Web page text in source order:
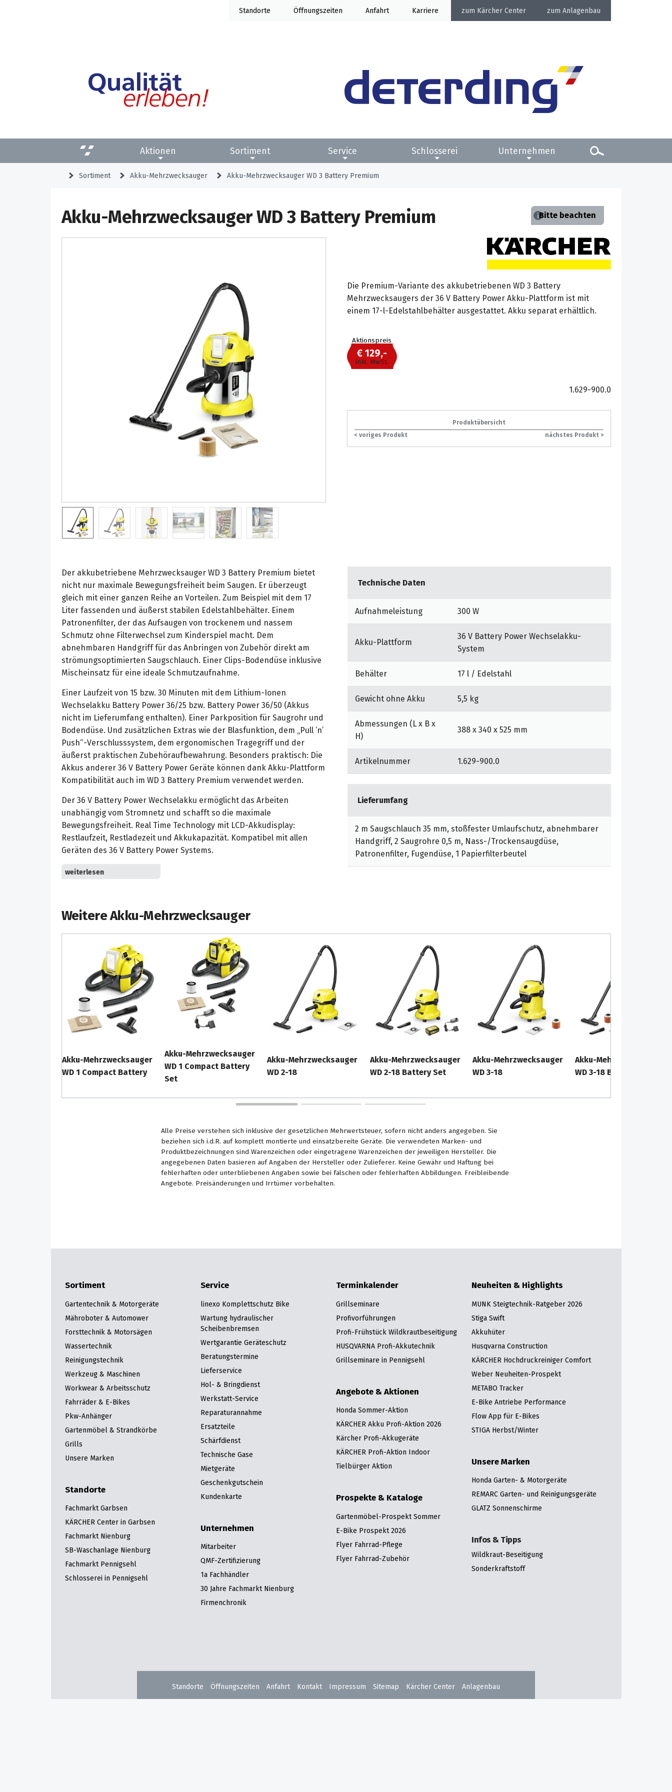
Standorte Öffnung Anfahrt Karriere Kärcher Center Anlagenbau
Aktionen Sortiment Service Schlosserei Unternehmen
Sortiment Akku-Mehrzwecksauger Akku-Mehrzwecksauger WD 3 Battery Premium
Bitte beachten
Akku-Mehrzwecksauger WD 3 Battery Premium
Die Premium-Variante des akkubetriebenen WD 3 Battery
Mehrzwecksaugers der 36 V Battery Power Akku-Plattform ist mit
einem 17-l-Edelstahlbehälter ausgestattet. Akku separat erhältlich.
Aktionspreis
€ 129,-
inkl. MwSt.
1.629-900.0
Produktübersicht
< voriges Produkt
nächstes Produkt >
Der akkubetriebene Mehrzwecksauger WD 3 Battery Premium bietet
nicht nur maximale Bewegungsfreiheit beim Saugen. Er überzeugt
gleich mit einer ganzen Reihe an Vorteilen. Zum Beispiel mit dem 17
Liter fassenden und äußerst stabilen Edelstahlbehälter. Einem
Patronenfilter, der das Aufsaugen von trockenem und nassem
Schmutz ohne Filterwechsel zum Kinderspiel macht. Dem
abnehmbaren Handgriff für das Anbringen von Zubehör direkt am
strömungsoptimierten Saugschlauch. Einer Clips-Bodendüse inklusive
Mischeinsatz für eine ideale Schmutzaufnahme.
Einer Laufzeit von 15 bzw. 30 Minuten mit dem Lithium-Ionen
Wechselakku Battery Power 36/25 bzw. Battery Power 36/50 (Akkus
nicht im Lieferumfang enthalten). Einer Parkposition für Saugrohr und
Bodendüse. Und zusätzlichen Extras wie der Blasfunktion, dem „Pull ’n’
Push“-Verschlusssystem, dem ergonomischen Tragegriff und der
äußerst praktischen Zubehöraufbewahrung. Besonders praktisch: Die
Akkus anderer 36 V Battery Power Geräte können dank Akku-Plattform
Kompatibilität auch im WD 3 Battery Premium verwendet werden.
Der 36 V Battery Power Wechselakku ermöglicht das Arbeiten
unabhängig vom Stromnetz und schafft so die maximale
Bewegungsfreiheit. Real Time Technology mit LCD-Akkudisplay:
Restlaufzeit, Restladezeit und Akkukapazität. Kompatibel mit allen
Geräten des 36 V Battery Power Systems.
Überall dort, wo Saugen nicht möglich ist, hilft die praktische
Blasfunktion. Mühelose Schmutzentfernung zum Beispiel aus einem
Bodendüse und Saugschlauch für bestes Reinigungsergebnis, egal ob
Arbeitskomfort und Flexibilität beim Saugen.
„Pull & Push“-Verschluss-System zum leichten, schnellen und sicheren
Öffnen und Schließen des Behälters.
Technische Daten
Aufnahmeleistung 300 W
Akku-Plattform
36 V Battery Power Wechselakku-
System
Behälter 17 l / Edelstahl
Gewicht ohne Akku 5,5 kg
Abmessungen (L x B x
H)
388 x 340 x 525 mm
Artikelnummer 1.629-900.0
Lieferumfang
2 m Saugschlauch 35 mm, stoßfester Umlaufschutz, abnehmbarer
Handgriff, 2 Saugrohre 0,5 m, Nass-/Trockensaugdüse,
Patronenfilter, Fugendüse, 1 Papierfilterbeutel
Weitere Akku-Mehrzwecksauger
Akku-Mehrzwecksauger
WD 1 Compact Battery
Akku-Mehrzwecksauger
WD 1 Compact Battery
Set
Akku-Mehrzwecksauger
WD 2-18
Akku-Mehrzwecksauger
WD 2-18 Battery Set
Akku-Mehrzwecksauger
WD 3-18
Akku-Mehrzwecksauger
WD 3-18 Battery Set
Alle Preise verstehen sich inklusive der gesetzlichen Mehrwertsteuer, sofern nicht anders angegeben. Sie
beziehen sich i.d.R. auf komplett montierte und einsatzbereite Geräte. Die verwendeten Marken- und
Produktbezeichnungen sind Warenzeichen oder eingetragene Warenzeichen der jeweiligen Hersteller. Die
angegebenen Daten basieren auf Angaben der Hersteller oder Zulieferer. Keine Gewähr und Haftung bei
fehlerhaften oder unterbliebenen Angaben sowie bei falschen oder fehlerhaften Abbildungen. Freibleibende
Angebote. Preisänderungen und Irrtümer vorbehalten.
Sortiment
Gartentechnik & Motorgeräte
Mähroboter & Automower
Forsttechnik & Motorsägen
Wassertechnik
Reinigungstechnik
Werkzeug & Maschinen
Workwear & Arbeitsschutz
Fahrräder & E-Bikes
Pkw-Anhänger
Gartenmöbel & Strandkörbe
Grills
Unsere Marken
Standorte
Fachmarkt Garbsen
KÄRCHER Center in Garbsen
Fachmarkt Nienburg
SB-Waschanlage Nienburg
Fachmarkt Pennigsehl
Schlosserei in Pennigsehl
Service
linexo Komplettschutz Bike
Wartung hydraulischer
Scheibenbremsen
Wertgarantie Geräteschutz
Beratungstermine
Lieferservice
Hol- & Bringdienst
Werkstatt-Service
Reparaturannahme
Ersatzteile
Schärfdienst
Technische Gase
Mietgeräte
Geschenkgutschein
Kundenkarte
Unternehmen
Mitarbeiter
QMF-Zertifizierung
1a Fachhändler
30 Jahre Fachmarkt Nienburg
Firmenchronik
Terminkalender
Grillseminare
Profivorführungen
Profi-Frühstück Wildkrautbeseitigung
HUSQVARNA Profi-Akkutechnik
Grillseminare in Pennigsehl
Angebote & Aktionen
Honda Sommer-Aktion
KÄRCHER Akku Profi-Aktion 2026
Kärcher Profi-Akkugeräte
KÄRCHER Profi-Aktion Indoor
Tielbürger Aktion
Prospekte & Kataloge
Gartenmöbel-Prospekt Sommer
E-Bike Prospekt 2026
Flyer Fahrrad-Pflege
Flyer Fahrrad-Zubehör
Neuheiten & Highlights
MUNK Steigtechnik-Ratgeber 2026
Stiga Swift
Akkuhüter
Husqvarna Construction
KÄRCHER Hochdruckreiniger Comfort
Weber Neuheiten-Prospekt
METABO Tracker
E-Bike Antriebe Performance
Flow App für E-Bikes
STIGA Herbst/Winter
Unsere Marken
Honda Garten- & Motorgeräte
REMARC Garten- und Reinigungsgeräte
GLATZ Sonnenschirme
Infos & Tipps
Wildkraut-Beseitigung
Sonderkraftstoff
Standorte Öffnungszeiten Anfahrt Kontakt Impressum Sitemap Kärcher Center Anlagenbau